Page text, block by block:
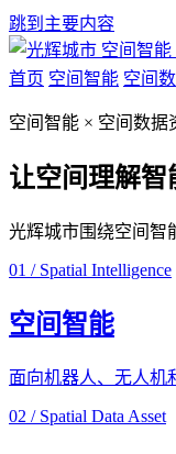
跳到主要内容
空间智
首页 空间智能 空间
空间智能 × 空间数据
让空间理解智
光辉城市围绕空间智
01 / Spatial Intelligence
空间智能
面向机器人、无人机
02 / Spatial Data Asset